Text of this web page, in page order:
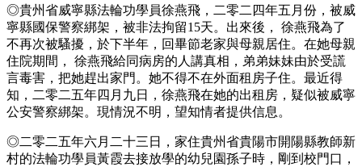
◎貴州省威寧縣法輪功學員徐燕飛，二零二四年五月份，被威
寧縣國保警察綁架，被非法拘留15天。出來後， 徐燕飛為了
不再次被騷擾，於下半年，回畢節老家與母親居住。在她母親
住院期間， 徐燕飛給同病房的人講真相，弟弟妹妹由於受謊
言毒害，把她趕出家門。她不得不在外面租房子住。最近得
知，二零二五年四月九日，徐燕飛在她的出租房，疑似被威寧
公安警察綁架。現情況不明，望知情者提供信息。
◎二零二五年六月二十三日，家住貴州省貴陽市開陽縣教師新
村的法輪功學員黃霞去接放學的幼兒園孫子時，剛到校門口，